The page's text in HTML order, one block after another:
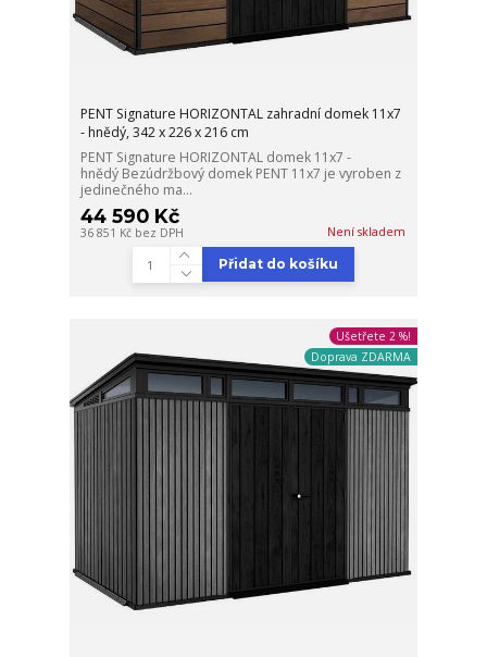
PENT Signature HORIZONTAL zahradní domek 11x7
- hnědý, 342 x 226 x 216 cm
PENT Signature HORIZONTAL domek 11x7 -
hnědý Bezúdržbový domek PENT 11x7 je vyroben z
jedinečného ma...
44 590 Kč
36 851 Kč bez DPH Není skladem
Přidat do košíku
Ušetřete 2 %!
Doprava ZDARMA